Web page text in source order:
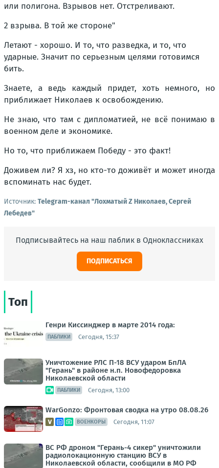
или полигона. Взрывов нет. Отстреливают.
2 взрыва. В той же стороне"
Летают - хорошо. И то, что разведка, и то, что
ударные. Значит по серьезным целями готовимся
бить.
Знаете, а ведь каждый придет, хоть немного, но
приближает Николаев к освобождению.
Не знаю, что там с дипломатией, не всё понимаю в
военном деле и экономике.
Но то, что приближаем Победу - это факт!
Доживем ли? Я хз, но кто-то доживёт и может иногда
вспоминать нас будет.
Источник: Telegram-канал "Лохматый Z Николаев, Сергей
Лебедев"
Подписывайтесь на наш паблик в Одноклассниках
ПОДПИСАТЬСЯ
Топ
Генри Киссинджер в марте 2014 года:
ПАБЛИКИ Сегодня, 15:37
Уничтожение РЛС П-18 ВСУ ударом БпЛА
"Герань" в районе н.п. Новофедоровка
Николаевской области
ПАБЛИКИ Сегодня, 13:00
WarGonzo: Фронтовая сводка на утро 08.08.26
ВОЕНКОРЫ Сегодня, 11:07
ВС РФ дроном "Герань-4 сикер" уничтожили
радиолокационную станцию ВСУ в
Николаевской области, сообщили в МО РФ